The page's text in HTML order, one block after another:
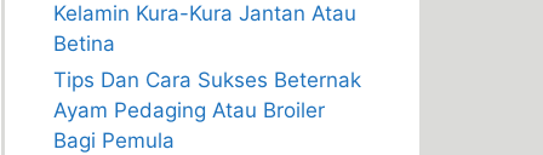
Kelamin Kura-Kura Jantan Atau
Betina
Tips Dan Cara Sukses Beternak
Ayam Pedaging Atau Broiler
Bagi Pemula